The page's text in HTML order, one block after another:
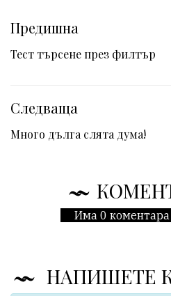
Предишна
Тест търсене през филтър
Следваща
Много дълга слята дума!
Има 0 коментара
НАПИШЕТЕ